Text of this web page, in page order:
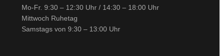
Mo-Fr. 9:30 – 12:30 Uhr / 14:30 – 18:00 Uhr
Mittwoch Ruhetag
Samstags von 9:30 – 13:00 Uhr